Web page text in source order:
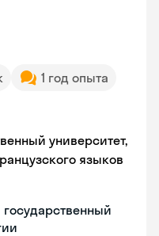
1 год опыта
университет,
языков